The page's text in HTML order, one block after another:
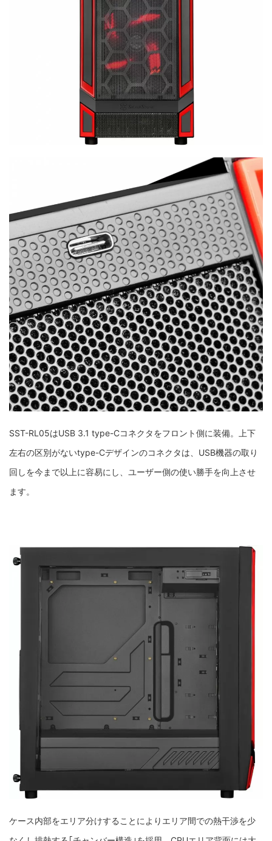
SST-RL05はUSB 3.1 type-Cコネクタをフロント側に装備。上下
左右の区別がないtype-Cデザインのコネクタは、USB機器の取り
回しを今まで以上に容易にし、ユーザー側の使い勝手を向上させ
ます。
ケース内部をエリア分けすることによりエリア間での熱干渉を少